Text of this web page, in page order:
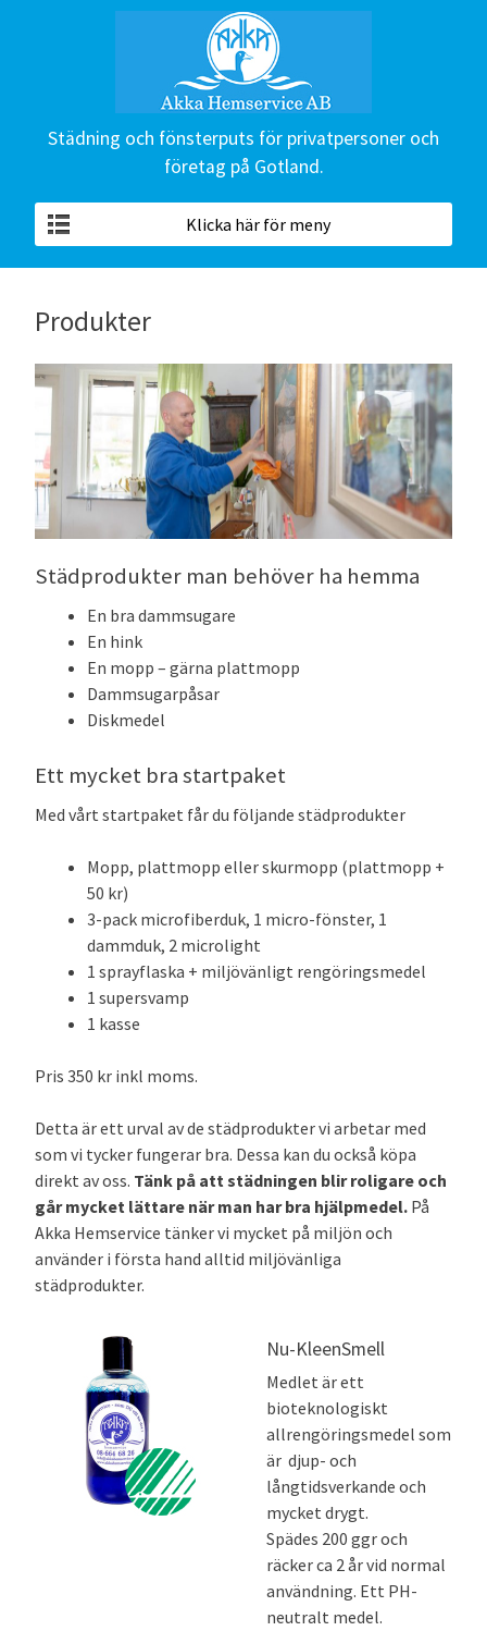
Städning och fönsterputs för privatpersoner och
företag på Gotland.
Klicka här för meny
Produkter
Städprodukter man behöver ha hemma
En bra dammsugare
En hink
En mopp – gärna plattmopp
Dammsugarpåsar
Diskmedel
Ett mycket bra startpaket
Med vårt startpaket får du följande städprodukter
Mopp, plattmopp eller skurmopp (plattmopp +
50 kr)
3-pack microfiberduk, 1 micro-fönster, 1
dammduk, 2 microlight
1 sprayflaska + miljövänligt rengöringsmedel
1 supersvamp
1 kasse
Pris 350 kr inkl moms.
Detta är ett urval av de städprodukter vi arbetar med
som vi tycker fungerar bra. Dessa kan du också köpa
direkt av oss. Tänk på att städningen blir roligare och
går mycket lättare när man har bra hjälpmedel. På
Akka Hemservice tänker vi mycket på miljön och
använder i första hand alltid miljövänliga
städprodukter.
Nu-KleenSmell
Medlet är ett
bioteknologiskt
allrengöringsmedel som
är djup- och
långtidsverkande och
mycket drygt.
Spädes 200 ggr och
räcker ca 2 år vid normal
användning. Ett PH-
neutralt medel.